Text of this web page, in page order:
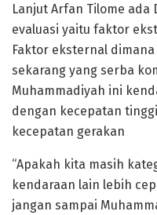
Lanjut Arfan Tilome
evaluasi yaitu faktor
Faktor eksternal
sekarang yang serba
Muhammadiyah ini
dengan kecepatan
kecepatan gerakan
“Apakah kita masih
kendaraan lain lebih
jangan sampai